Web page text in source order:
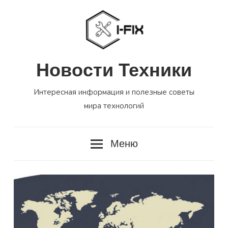
Новости Техники
Интересная информация и полезные советы
мира технологий
Меню